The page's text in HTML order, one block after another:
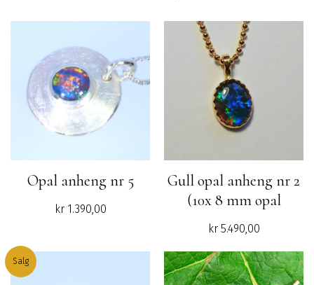
Opal anheng nr 5
kr1.390,00
Gull opal anheng nr 2
(10x 8 mm opal
kr5.490,00
Salg